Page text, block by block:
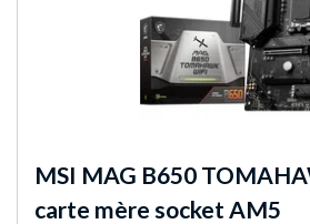
MSI MAG B650
carte mère socket AM5